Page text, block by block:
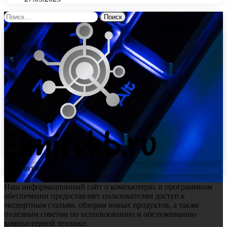
Найти:
Поделиться
Наш информационный сайт о компьютерах и программном
обеспечении предоставляет пользователям доступ к
экспертным статьям, обзорам новых продуктов, а также
полезным советам по использованию и обслуживанию
компьютерной техники.